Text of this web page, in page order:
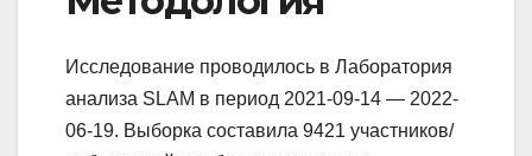
Исследование проводилось в Лаборатория
анализа SLAM в период 2021-09-14 — 2022-
06-19. Выборка составила 9421 участников/